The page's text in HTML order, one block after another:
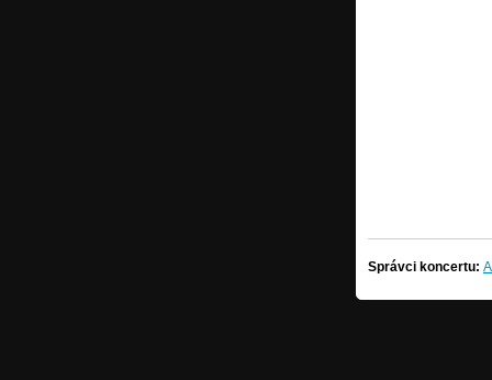
Správci koncertu: